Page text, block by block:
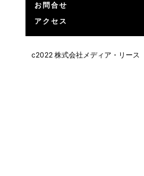
お問合せ
アクセス
c2022 株式会社メディア・リース